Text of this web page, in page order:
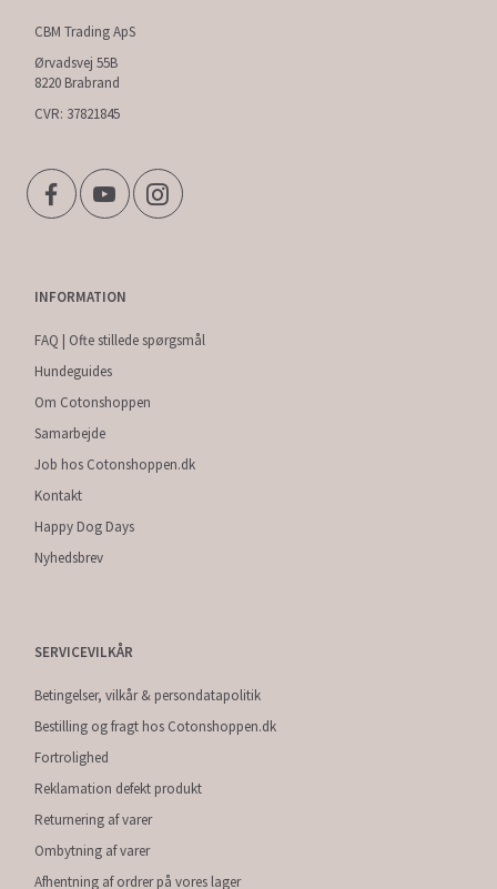
CBM Trading ApS
Ørvadsvej 55B
8220 Brabrand
CVR: 37821845
INFORMATION
FAQ | Ofte stillede spørgsmål
Hundeguides
Om Cotonshoppen
Samarbejde
Job hos Cotonshoppen.dk
Kontakt
Happy Dog Days
Nyhedsbrev
SERVICEVILKÅR
Betingelser, vilkår & persondatapolitik
Bestilling og fragt hos Cotonshoppen.dk
Fortrolighed
Reklamation defekt produkt
Returnering af varer
Ombytning af varer
Afhentning af ordrer på vores lager